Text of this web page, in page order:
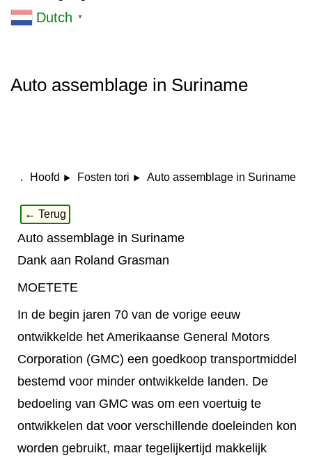
Dutch ▼
Auto assemblage in Suriname
. Hoofd Fosten tori Auto assemblage in Suriname
← Terug
Auto assemblage in Suriname
Dank aan Roland Grasman
MOETETE
In de begin jaren 70 van de vorige eeuw
ontwikkelde het Amerikaanse General Motors
Corporation (GMC) een goedkoop transportmiddel
bestemd voor minder ontwikkelde landen. De
bedoeling van GMC was om een voertuig te
ontwikkelen dat voor verschillende doeleinden kon
worden gebruikt, maar tegelijkertijd makkelijk